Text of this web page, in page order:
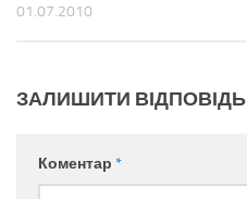
01.07.2010
ЗАЛИШИТИ ВІДПОВІДЬ
Коментар *